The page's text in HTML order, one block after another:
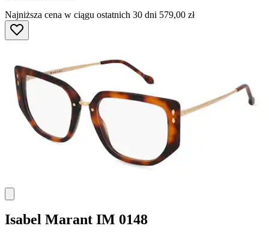
Najniższa cena w ciągu ostatnich 30 dni 579,00 zł
Isabel Marant IM 0148